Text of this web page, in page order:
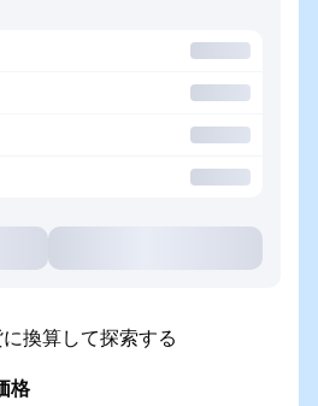
換算して探索する
格